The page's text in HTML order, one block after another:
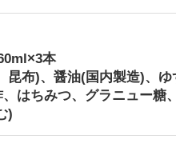
本
昆布)、醤油(国内製造)、ゆ
はちみつ、グラニュー糖
)